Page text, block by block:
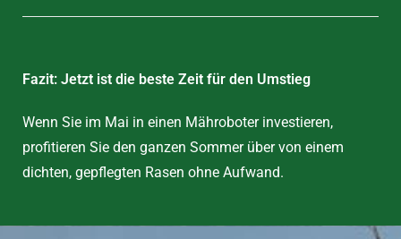
Fazit: Jetzt ist die beste Zeit für den Umstieg
Wenn Sie im Mai in einen Mähroboter investieren,
profitieren Sie den ganzen Sommer über von einem
dichten, gepflegten Rasen ohne Aufwand.